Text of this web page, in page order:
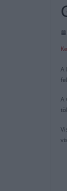
A
A